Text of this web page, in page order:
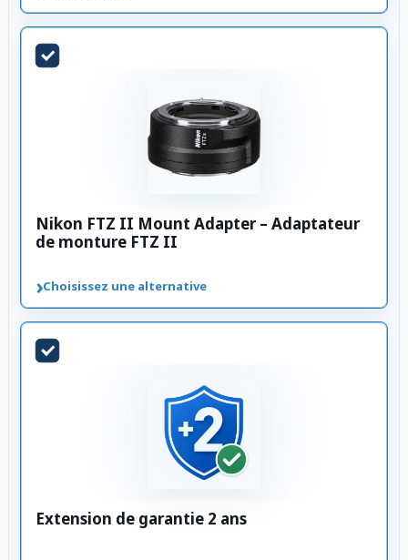
Nikon FTZ II Mount Adapter – Adaptateur
de monture FTZ II
›Choisissez une alternative
Extension de garantie 2 ans